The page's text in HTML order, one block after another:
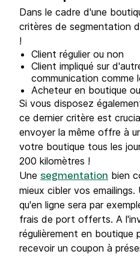
Dans le cadre d'une
critères de segmentation
!
Client régulier ou non
Client impliqué sur
communication comme
Acheteur en boutique
Si vous disposez
ce dernier critère est
envoyer la même offre à
votre boutique tous les
200 kilomètres !
Une segmentation bien
mieux cibler vos
qu'en ligne sera par
frais de port offerts. A
régulièrement en boutique
recevoir un coupon à